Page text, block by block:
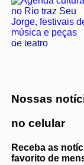
04
Nossas
no celular
Receba as
favorito de